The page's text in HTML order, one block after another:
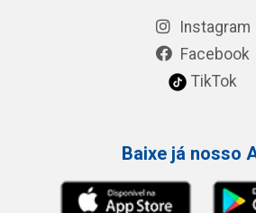
Instagram
Facebook
TikTok
Baixe já nosso